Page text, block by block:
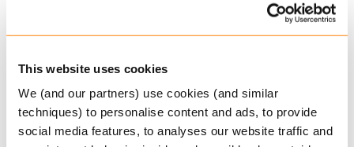
This website uses cookies
We (and our partners) use cookies (and similar
techniques) to personalise content and ads, to provide
social media features, to analyses our website traffic and